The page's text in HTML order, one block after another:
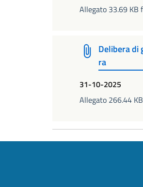
Allegato 33.69 KB
Delibera di
ra
31-10-2025
Allegato 266.44